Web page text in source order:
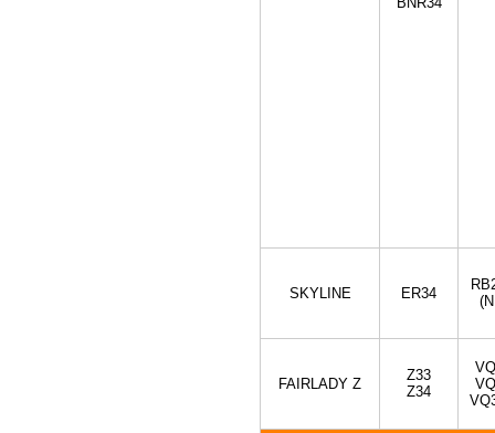
SKYLINE ER34
FAIRLADY Z
Z33
Z34